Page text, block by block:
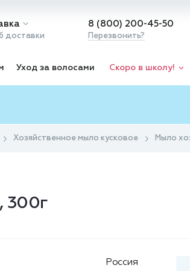
доставки
8 (800) 200-45-50
Перезвонить?
Уход за волосами Скоро в школу!
Хозяйственное мыло кусковое Мыло
300г
Россия